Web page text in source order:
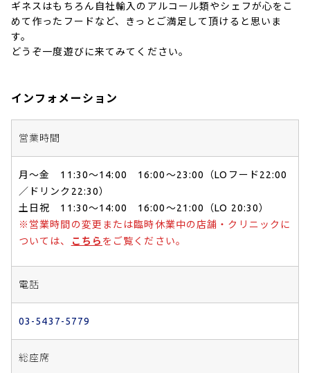
ギネスはもちろん自社輸入のアルコール類やシェフが心をこ
めて作ったフードなど、きっとご満足して頂けると思いま
す。
どうぞ一度遊びに来てみてください。
インフォメーション
営業時間
月〜金 11:30〜14:00 16:00～23:00（LOフード22:00
／ドリンク22:30）
土日祝 11:30〜14:00 16:00～21:00（LO 20:30）
※営業時間の変更または臨時休業中の店舗・クリニックに
ついては、
こちら をご覧ください。
電話
03-5437-5779
総座席